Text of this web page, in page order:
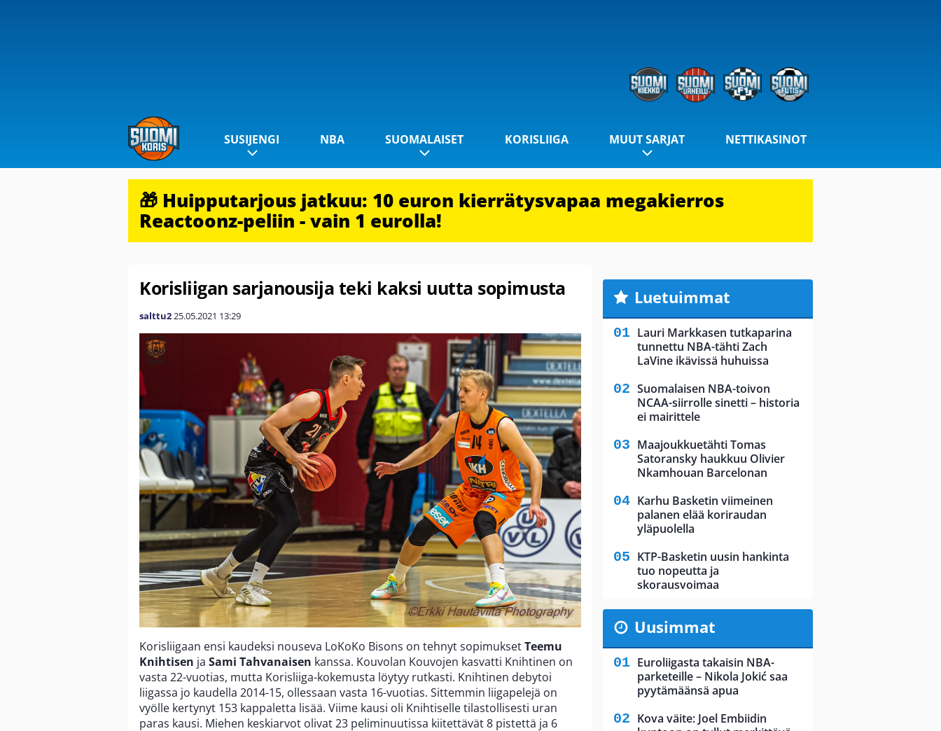
SUSIJENGI NBA SUOMALAISET KORISLIIGA MUUT SARJAT NETTIKASINOT
🎁 Huipputarjous jatkuu: 10 euron kierrätysvapaa megakierros
Reactoonz-peliin - vain 1 eurolla!
Korisliigan sarjanousija teki kaksi uutta sopimusta
salttu225.05.2021 13:29
Korisliigaan ensi kaudeksi nouseva LoKoKo Bisons on tehnyt sopimuksetTeemu
Knihtisen ja Sami Tahvanaisen kanssa. Kouvolan Kouvojen kasvatti Knihtinen on
vasta 22-vuotias, mutta Korisliiga-kokemusta löytyy rutkasti. Knihtinen debytoi
liigassa jo kaudella 2014-15, ollessaan vasta 16-vuotias. Sittemmin liigapelejä on
vyölle kertynyt 153 kappaletta lisää. Viime kausi oli Knihtiselle tilastollisesti uran
paras kausi. Miehen keskiarvot olivat 23 peliminuutissa kiitettävät 8 pistettä ja 6
Luetuimmat
Lauri Markkasen tutkaparina
tunnettu NBA-tähti Zach
LaVine ikävissä huhuissa
Suomalaisen NBA-toivon
NCAA-siirrolle sinetti – historia
ei mairittele
Maajoukkuetähti Tomas
Satoransky haukkuu Olivier
Nkamhouan Barcelonan
Karhu Basketin viimeinen
palanen elää koriraudan
yläpuolella
KTP-Basketin uusin hankinta
tuo nopeutta ja
skorausvoimaa
Uusimmat
Euroliigasta takaisin NBA-
parketeille – Nikola Jokić saa
pyytämäänsä apua
Kova väite: Joel Embiidin